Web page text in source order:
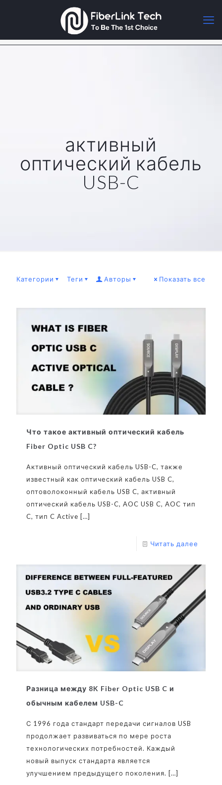
активный
оптический кабель
USB-C
Категории Теги Авторы Показать все
Что такое активный оптический кабель
Fiber Optic USB C?
Активный оптический кабель USB-C, также
известный как оптический кабель USB C,
оптоволоконный кабель USB C, активный
оптический кабель USB-C, AOC USB C, AOC тип
C, тип C Active […]
Читать далее
Разница между 8K Fiber Optic USB C и
обычным кабелем USB-C
С 1996 года стандарт передачи сигналов USB
продолжает развиваться по мере роста
технологических потребностей. Каждый
новый выпуск стандарта является
улучшением предыдущего поколения. […]